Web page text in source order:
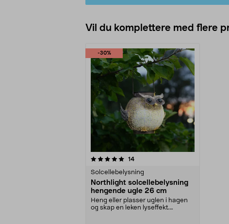
Vil du komplettere med flere
-30%
14anmeldelser
Solcellebelysning
Northlight solcellebelysning
hengende ugle 26 cm
Heng eller plasser uglen i hagen
og skap en leken lyseffekt.